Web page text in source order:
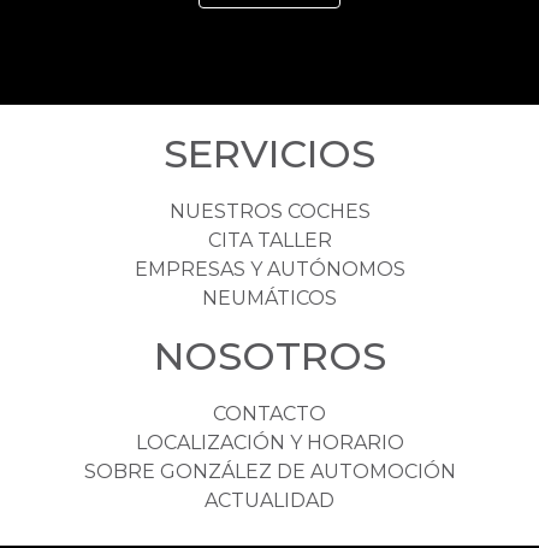
SERVICIOS
NUESTROS COCHES
CITA TALLER
EMPRESAS Y AUTÓNOMOS
NEUMÁTICOS
NOSOTROS
CONTACTO
LOCALIZACIÓN Y HORARIO
SOBRE GONZÁLEZ DE AUTOMOCIÓN
ACTUALIDAD